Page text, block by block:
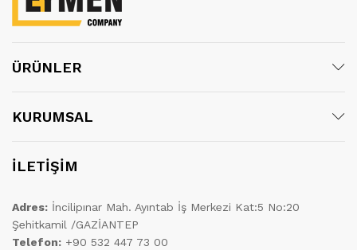
ÜRÜNLER
KURUMSAL
İLETİŞİM
Adres: İncilipınar Mah. Ayıntab İş Merkezi Kat:5 No:20
Şehitkamil /GAZİANTEP
Telefon: +90 532 447 73 00